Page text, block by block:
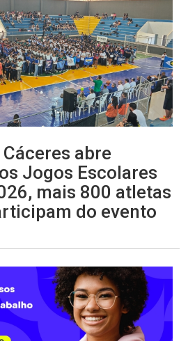
abre
Jogos Escolares
mais 800 atletas
do evento